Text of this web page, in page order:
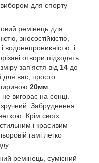
для спорту
ремінець для
зносостійкістю,
водонепроникністю, і
отвори підходять
зап'ястя від 14 до
для вас, просто
20мм
вигорає на сонці.
Забруднення
Крім своїх
і красивим
гамі легко
ремінець, сумісний